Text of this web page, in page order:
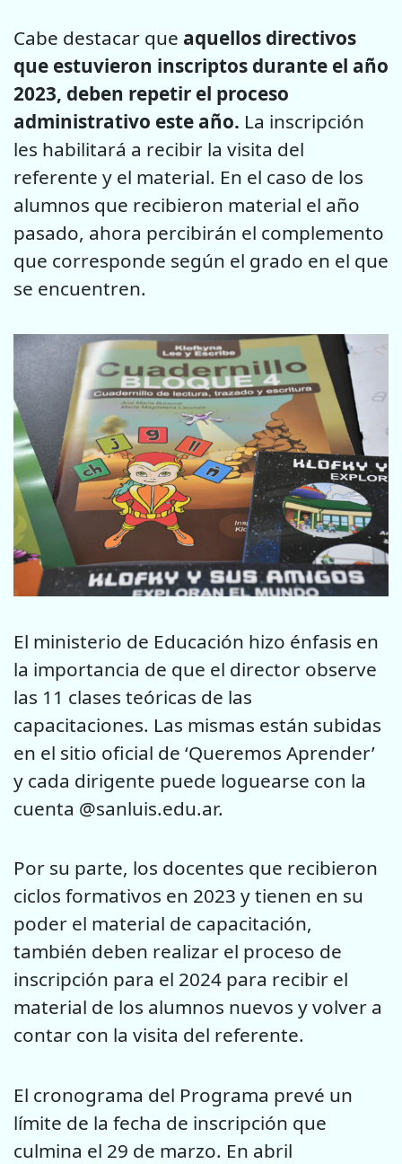
Cabe destacar que aquellos directivos
que estuvieron inscriptos durante el año
2023, deben repetir el proceso
administrativo este año. La inscripción
les habilitará a recibir la visita del
referente y el material. En el caso de los
alumnos que recibieron material el año
pasado, ahora percibirán el complemento
que corresponde según el grado en el que
se encuentren.
El ministerio de Educación hizo énfasis en
la importancia de que el director observe
las 11 clases teóricas de las
capacitaciones. Las mismas están subidas
en el sitio oficial de ‘Queremos Aprender’
y cada dirigente puede loguearse con la
cuenta @sanluis.edu.ar.
Por su parte, los docentes que recibieron
ciclos formativos en 2023 y tienen en su
poder el material de capacitación,
también deben realizar el proceso de
inscripción para el 2024 para recibir el
material de los alumnos nuevos y volver a
contar con la visita del referente.
El cronograma del Programa prevé un
límite de la fecha de inscripción que
culmina el 29 de marzo. En abril